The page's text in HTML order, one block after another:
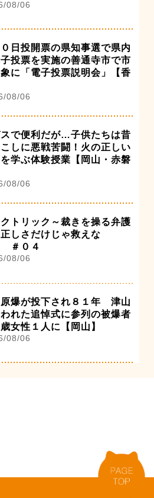
08/06
日投開票の県知事選で県内
投票を実施の善通寺市で市
に「電子投票説明会」【香
08/06
で便利だが…子供たちは昔
しに悪戦苦闘！火の正しい
学ぶ体験授業【岡山・赤磐
08/06
トリック～裁きを操る弁護
しさだけじゃ救えな
＃０４
08/06
原爆が投下され８１年 津山
れた追悼式に参列の被爆者
女性１人に【岡山】
08/06